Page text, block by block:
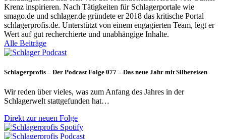
Krenz inspirieren. Nach Tätigkeiten für Schlagerportale wie
smago.de und schlager.de gründete er 2018 das kritische Portal
schlagerprofis.de. Unterstützt von einem engagierten Team, legt er
Wert auf gut recherchierte und unabhängige Inhalte.
Alle Beiträge
Schlagerprofis – Der Podcast Folge 077 – Das neue Jahr mit Silbereisen
Wir reden über vieles, was zum Anfang des Jahres in der
Schlagerwelt stattgefunden hat…
Direkt zur neuen Folge